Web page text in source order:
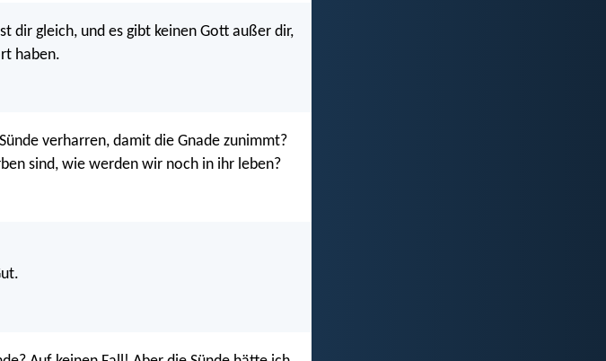
dir gleich, und es gibt keinen Gott außer dir,
haben.
verharren, damit die Gnade zunimmt?
sind, wie werden wir noch in ihr leben?